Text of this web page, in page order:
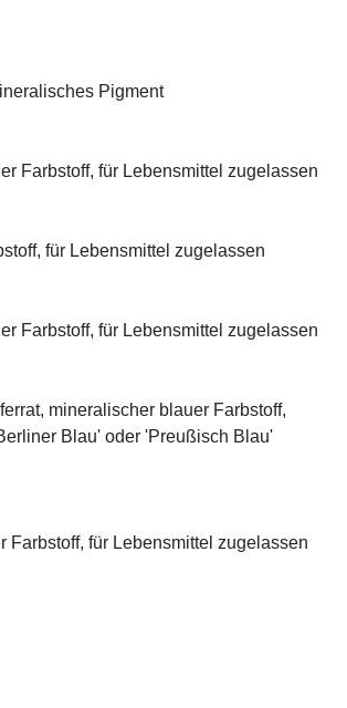
Pigment
Farbstoff, für Lebensmittel zugelassen
für Lebensmittel zugelassen
Farbstoff, für Lebensmittel zugelassen
mineralischer blauer Farbstoff,
Blau' oder 'Preußisch Blau'
Farbstoff, für Lebensmittel zugelassen